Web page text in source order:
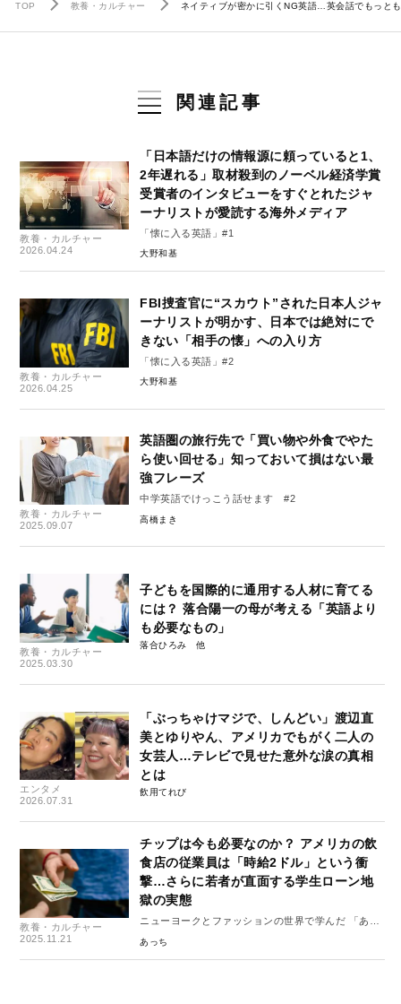
TOP 教養・カルチャー ネイティブが密かに引くNG英語…英会話でもっと
関連記事
教養・カルチャー
2026.04.24
「日本語だけの情報源に頼っていると1、
2年遅れる」取材殺到のノーベル経済学賞
受賞者のインタビューをすぐとれたジャ
ーナリストが愛読する海外メディア
「懐に入る英語」#1
大野和基
教養・カルチャー
2026.04.25
FBI捜査官に“スカウト”された日本人ジャ
ーナリストが明かす、日本では絶対にで
きない「相手の懐」への入り方
「懐に入る英語」#2
大野和基
教養・カルチャー
2025.09.07
英語圏の旅行先で「買い物や外食でやた
ら使い回せる」知っておいて損はない最
強フレーズ
中学英語でけっこう話せます #2
高橋まき
教養・カルチャー
2025.03.30
子どもを国際的に通用する人材に育てる
には？ 落合陽一の母が考える「英語より
も必要なもの」
落合ひろみ
エンタメ
2026.07.31
「ぶっちゃけマジで、しんどい」渡辺直
美とゆりやん、アメリカでもがく二人の
女芸人…テレビで見せた意外な涙の真相
とは
飲用てれび
教養・カルチャー
2025.11.21
チップは今も必要なのか？ アメリカの飲
食店の従業員は「時給2ドル」という衝
撃…さらに若者が直面する学生ローン地
獄の実態
ニューヨークとファッションの世界で学んだ 「あり
のままを好きになる」自信の磨き方 #3
あっち